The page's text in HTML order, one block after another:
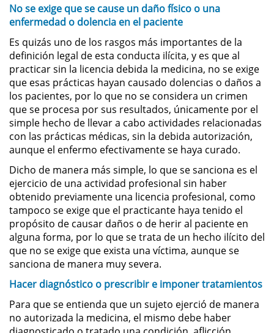
Malversación de Fondos
Presentación de Documentos
Falsos
Robo de Identidad
Delitos De Drogas
Conducir Bajo la Influencia de
Drogas - DUID
Fabricación de Drogas
Leyes sobre Marihuana en
California
Posesión de Marihuana
Posesión de Sustancias
Controladas
Proposición 36
No se exige que se cause un daño físico o una
enfermedad o dolencia en el paciente
Es quizás uno de los rasgos más importantes de la
definición legal de esta conducta ilícita, y es que al
practicar sin la licencia debida la medicina, no se exige
que esas prácticas hayan causado dolencias o daños a
los pacientes, por lo que no se considera un crimen
que se procesa por sus resultados, únicamente por el
simple hecho de llevar a cabo actividades relacionadas
con las prácticas médicas, sin la debida autorización,
aunque el enfermo efectivamente se haya curado.
Dicho de manera más simple, lo que se sanciona es el
ejercicio de una actividad profesional sin haber
obtenido previamente una licencia profesional, como
tampoco se exige que el practicante haya tenido el
propósito de causar daños o de herir al paciente en
alguna forma, por lo que se trata de un hecho ilícito del
que no se exige que exista una víctima, aunque se
sanciona de manera muy severa.
Hacer diagnóstico o prescribir e imponer tratamientos
Para que se entienda que un sujeto ejerció de manera
no autorizada la medicina, el mismo debe haber